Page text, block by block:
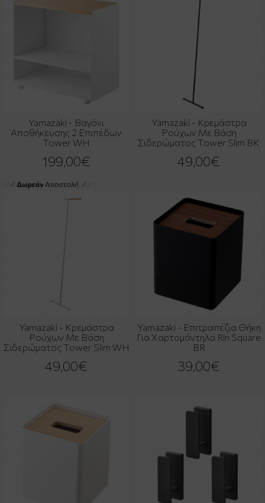
Yamazaki - Βαγόνι
Αποθήκευσης 2 Επιπέδων
Tower WH
199,00€
Yamazaki - Κρεμάστρα
Ρούχων Με Βάση
Σιδερώματος Tower Slim BK
49,00€
Yamazaki - Κρεμάστρα
Ρούχων Με Βάση
Σιδερώματος Tower Slim WH
49,00€
Yamazaki - Επιτραπέζια Θήκη
Για Χαρτομάντηλα Rin Square
BR
39,00€